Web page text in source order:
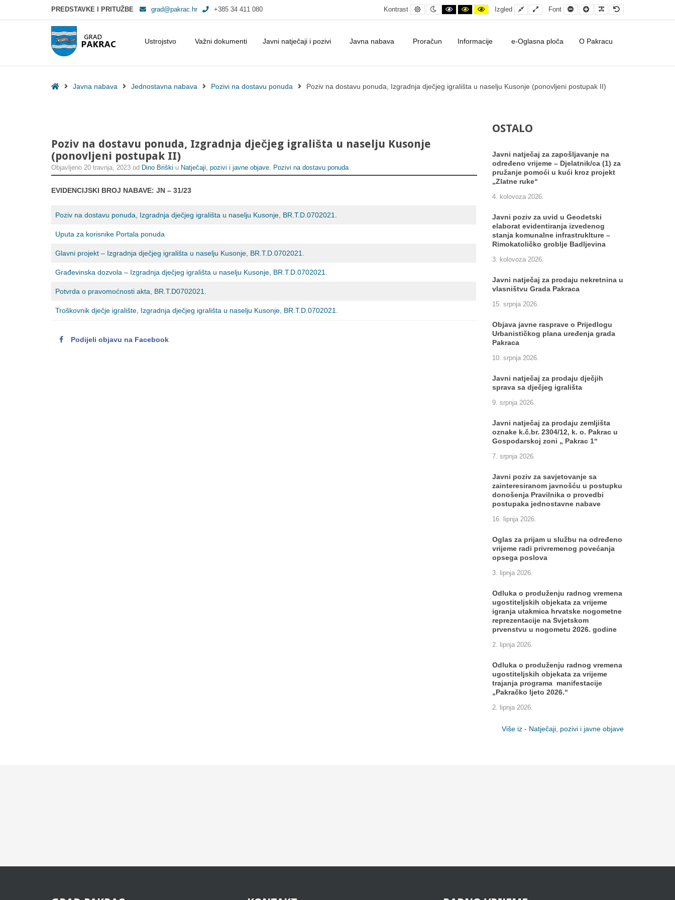
PREDSTAVKE I PRITUŽBE grad@pakrac.hr +385 34 411 080 Kontrast Default contrast
Night contrast
Black and White contrast
Black and Yellow contrast
Yellow and Black contrast
Izgled Fixed layout
Wide layout
Font Smaller Font
Larger FontReadable Font
Ustrojstvo Važni dokumenti Javni natječaji i pozivi Javna nabava Proračun Informacije e-Oglasna ploča O Pakracu
HomeJavna nabava Jednostavna nabava Pozivi na dostavu ponuda Poziv na dostavu ponuda, Izgradnja dječjeg igrališta u naselju Kusonje (ponovljeni postupak II)
Poziv na dostavu ponuda, Izgradnja dječjeg igrališta u naselju Kusonje
(ponovljeni postupak II)
Objavljeno 20 travnja, 2023 od Dino Briški u Natječaji, pozivi i javne objave, Pozivi na dostavu ponuda
EVIDENCIJSKI BROJ NABAVE: JN – 31/23
Poziv na dostavu ponuda, Izgradnja dječjeg igrališta u naselju Kusonje, BR.T.D.0702021.
Uputa za korisnike Portala ponuda
Glavni projekt – Izgradnja dječjeg igrališta u naselju Kusonje, BR.T.D.0702021.
Građevinska dozvola – Izgradnja dječjeg igrališta u naselju Kusonje, BR.T.D.0702021.
Potvrda o pravomoćnosti akta, BR.T.D0702021.
Troškovnik dječje igralište, Izgradnja dječjeg igrališta u naselju Kusonje, BR.T.D.0702021.
Podijeli objavu na Facebook
OSTALO
Javni natječaj za zapošljavanje na
određeno vrijeme – Djelatnik/ca (1) za
pružanje pomoći u kući kroz projekt
„Zlatne ruke“
4. kolovoza 2026.
Javni poziv za uvid u Geodetski
elaborat evidentiranja izvedenog
stanja komunalne infrastruklture –
Rimokatoličko groblje Badljevina
3. kolovoza 2026.
Javni natječaj za prodaju nekretnina u
vlasništvu Grada Pakraca
15. srpnja 2026.
Objava javne rasprave o Prijedlogu
Urbanističkog plana uređenja grada
Pakraca
10. srpnja 2026.
Javni natječaj za prodaju dječjih
sprava sa dječjeg igrališta
9. srpnja 2026.
Javni natječaj za prodaju zemljišta
oznake k.č.br. 2304/12, k. o. Pakrac u
Gospodarskoj zoni „ Pakrac 1“
7. srpnja 2026.
Javni poziv za savjetovanje sa
zainteresiranom javnošću u postupku
donošenja Pravilnika o provedbi
postupaka jednostavne nabave
16. lipnja 2026.
Oglas za prijam u službu na određeno
vrijeme radi privremenog povećanja
opsega poslova
3. lipnja 2026.
Odluka o produženju radnog vremena
ugostiteljskih objekata za vrijeme
igranja utakmica hrvatske nogometne
reprezentacije na Svjetskom
prvenstvu u nogometu 2026. godine
2. lipnja 2026.
Odluka o produženju radnog vremena
ugostiteljskih objekata za vrijeme
trajanja programa manifestacije
„Pakračko ljeto 2026.“
2. lipnja 2026.
Više iz - Natječaji, pozivi i javne objave